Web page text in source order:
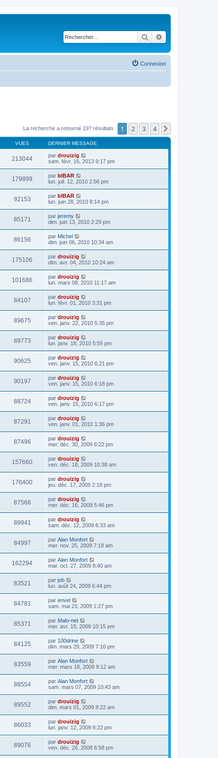
Rechercher
Connexion
La recherche a retourné 197 résultats 1 2 3 4
VUES DERNIER MESSAGE
213044 par drouizig
sam. févr. 16, 2013 9:17 pm
179899 par bIBAR
lun. juil. 12, 2010 2:56 pm
92153 par bIBAR
lun. juin 28, 2010 8:14 pm
85171 par jeremy
dim. juin 13, 2010 2:29 pm
86156 par Michel
dim. juin 06, 2010 10:34 am
175106 par drouizig
dim. avr. 04, 2010 10:24 am
101686 par drouizig
lun. mars 08, 2010 11:17 am
84107 par drouizig
lun. févr. 01, 2010 3:31 pm
89675 par drouizig
ven. janv. 22, 2010 5:35 pm
89773 par drouizig
lun. janv. 18, 2010 5:55 pm
90625 par drouizig
ven. janv. 15, 2010 6:21 pm
90197 par drouizig
ven. janv. 15, 2010 6:18 pm
88724 par drouizig
ven. janv. 15, 2010 6:17 pm
87291 par drouizig
ven. janv. 01, 2010 1:36 pm
87496 par drouizig
mer. déc. 30, 2009 6:22 pm
157660 par drouizig
ven. déc. 18, 2009 10:38 am
176400 par drouizig
jeu. déc. 17, 2009 2:18 pm
87566 par drouizig
mer. déc. 16, 2009 5:46 pm
89941 par drouizig
sam. déc. 12, 2009 6:33 am
84997 par Alan Monfort
mer. nov. 25, 2009 7:18 am
162294 par Alan Monfort
mar. oct. 27, 2009 8:40 am
83521 par job
lun. août 24, 2009 6:44 pm
84781 par envel
sam. mai 23, 2009 1:27 pm
85371 par Malo-net
mer. avr. 15, 2009 10:15 pm
84125 par 100drine
dim. mars 29, 2009 7:10 pm
83559 par Alan Monfort
mer. mars 18, 2009 9:12 am
88554 par Alan Monfort
sam. mars 07, 2009 10:43 am
89552 par drouizig
dim. mars 01, 2009 8:22 am
86033 par drouizig
lun. janv. 12, 2009 8:22 pm
89076 par drouizig
ven. déc. 26, 2008 6:58 pm